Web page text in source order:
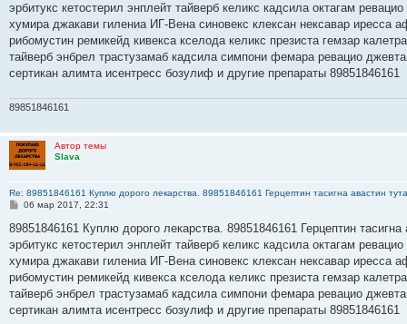
щ
е
и
е
эрбитукс кетостерил энплейт тайверб келикс кадсила октагам
хумира джакави гилениа ИГ-Вена синовекс клексан нексавар иресса
рибомустин ремикейд кивекса кселода келикс презиста гемзар
тайверб энбрел трастузамаб кадсила симпони фемара ревацио
сертикан алимта исентресс бозулиф и другие препараты 89851846161
89851846161
Автор темы
Slava
Re: 89851846161 Куплю дорого лекарства. 89851846161 Герцептин тасигна авастин
С
о
щ
е
и
е
06 мар 2017, 22:31
89851846161 Куплю дорого лекарства. 89851846161 Герцептин
эрбитукс кетостерил энплейт тайверб келикс кадсила октагам
хумира джакави гилениа ИГ-Вена синовекс клексан нексавар иресса
рибомустин ремикейд кивекса кселода келикс презиста гемзар
тайверб энбрел трастузамаб кадсила симпони фемара ревацио
сертикан алимта исентресс бозулиф и другие препараты 89851846161